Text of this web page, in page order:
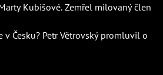
Kubišové. Zemřel milovaný člen
v Česku? Petr Větrovský promluvil o